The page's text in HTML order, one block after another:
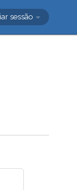
sessão